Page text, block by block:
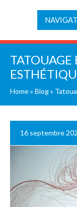
TATOUAGE
Home» Blog»
16 septembre